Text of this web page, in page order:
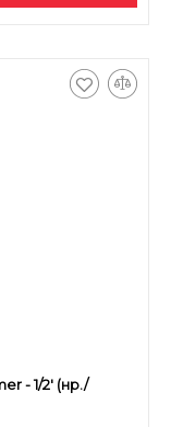
- 1/2' (нр./